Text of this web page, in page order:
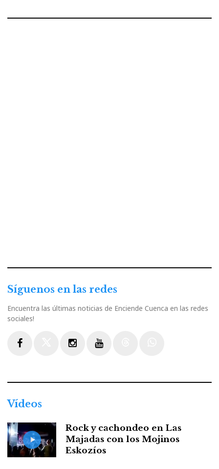
Síguenos en las redes
Encuentra las últimas noticias de Enciende Cuenca en las redes
sociales!
Vídeos
Rock y cachondeo en Las
Majadas con los Mojinos
Eskozíos